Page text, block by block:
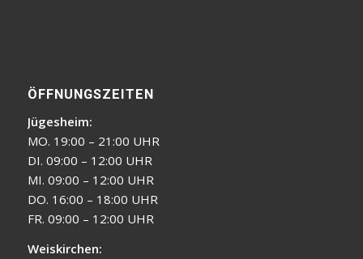
ÖFFNUNGSZEITEN
Jügesheim:
MO. 19:00 – 21:00 UHR
DI. 09:00 – 12:00 UHR
MI. 09:00 – 12:00 UHR
DO. 16:00 – 18:00 UHR
FR. 09:00 – 12:00 UHR
Weiskirchen: